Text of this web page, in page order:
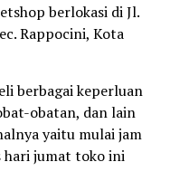
berlokasi di Jl.
Rappocini, Kota
berbagai keperluan
obatan, dan lain
yaitu mulai jam
hari jumat toko ini